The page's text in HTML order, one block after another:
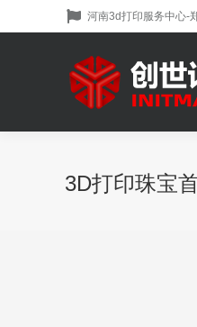
河南3d打印服务中心-
3D打印珠宝